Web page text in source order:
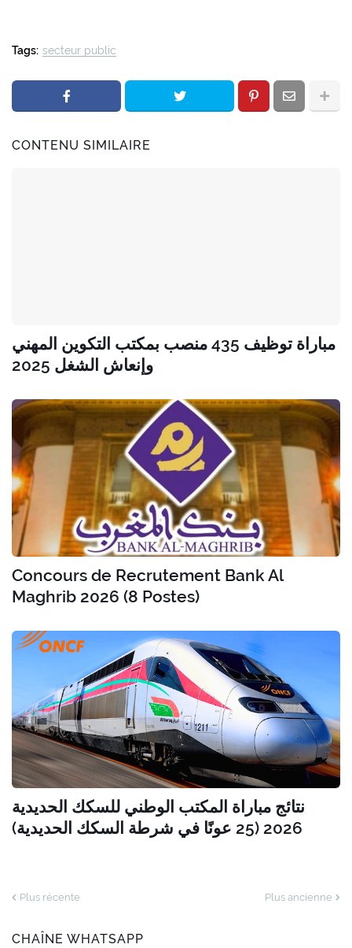
Tags: secteur public
CONTENU SIMILAIRE
مباراة توظيف 435 منصب بمكتب التكوين المهني
وإنعاش الشغل 2025
Concours de Recrutement Bank Al
Maghrib 2026 (8 Postes)
نتائج مباراة المكتب الوطني للسكك الحديدية
2026 (25 عونًا في شرطة السكك الحديدية)
Plus récente Plus ancienne
CHAÎNE WHATSAPP